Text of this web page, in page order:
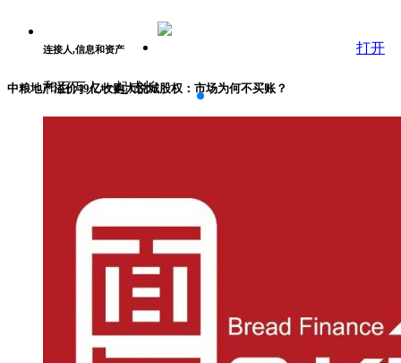
连接人,信息和资产
和百万人一起成长
打开
中粮地产溢价49亿收购大悦城股权：市场为何不买账？